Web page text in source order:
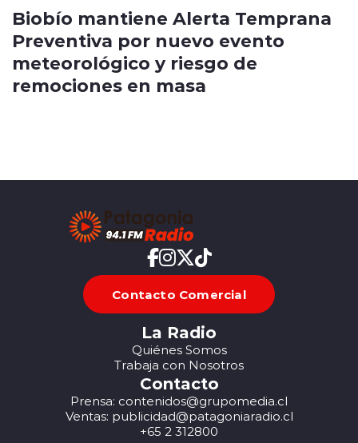
Biobío mantiene Alerta Temprana
Preventiva por nuevo evento
meteorológico y riesgo de
remociones en masa
Contacto Comercial
La Radio
Quiénes Somos
Trabaja con Nosotros
Contacto
Prensa: contenidos@grupomedia.cl
Ventas: publicidad@patagoniaradio.cl
+65 2 312800